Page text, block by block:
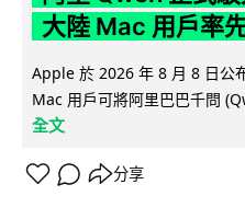
大陸 Mac 用戶率
Apple 於 2026 年 8 月 8 日公
Mac 用戶可將阿里巴巴千問
全文
分享